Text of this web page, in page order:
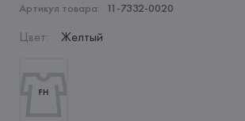
Артикул товара: 11-7332-0020
Цвет: Желтый